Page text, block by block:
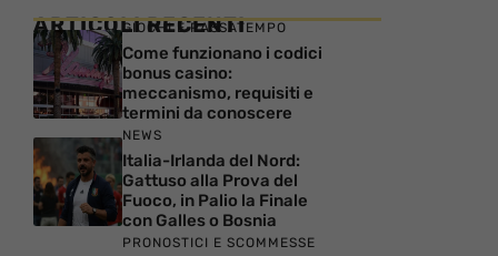
ARTICOLI RECENTI
GIOCHI E PASSATEMPO
Come funzionano i codici
bonus casino:
meccanismo, requisiti e
termini da conoscere
NEWS
Italia-Irlanda del Nord:
Gattuso alla Prova del
Fuoco, in Palio la Finale
con Galles o Bosnia
PRONOSTICI E SCOMMESSE